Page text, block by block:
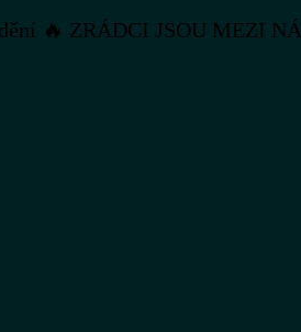
🔥 ZRÁDCI JSOU MEZI